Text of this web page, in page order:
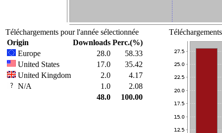
Téléchargements pour l'année sélectionnée
Origin
Downloads Perc.(%)
Europe
28.0
58.33
United States
17.0
35.42
United Kingdom
2.0
4.17
N/A
1.0
2.08
48.0
100.00